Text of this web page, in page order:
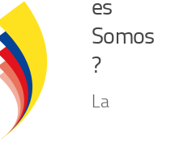
es
Somos
?
La